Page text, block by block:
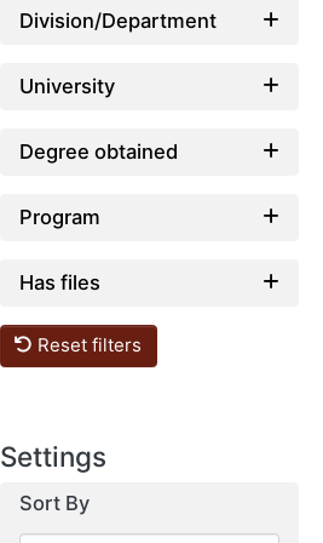
Division/Department
University
Degree obtained
Program
Has files
Reset filters
Settings
Sort By